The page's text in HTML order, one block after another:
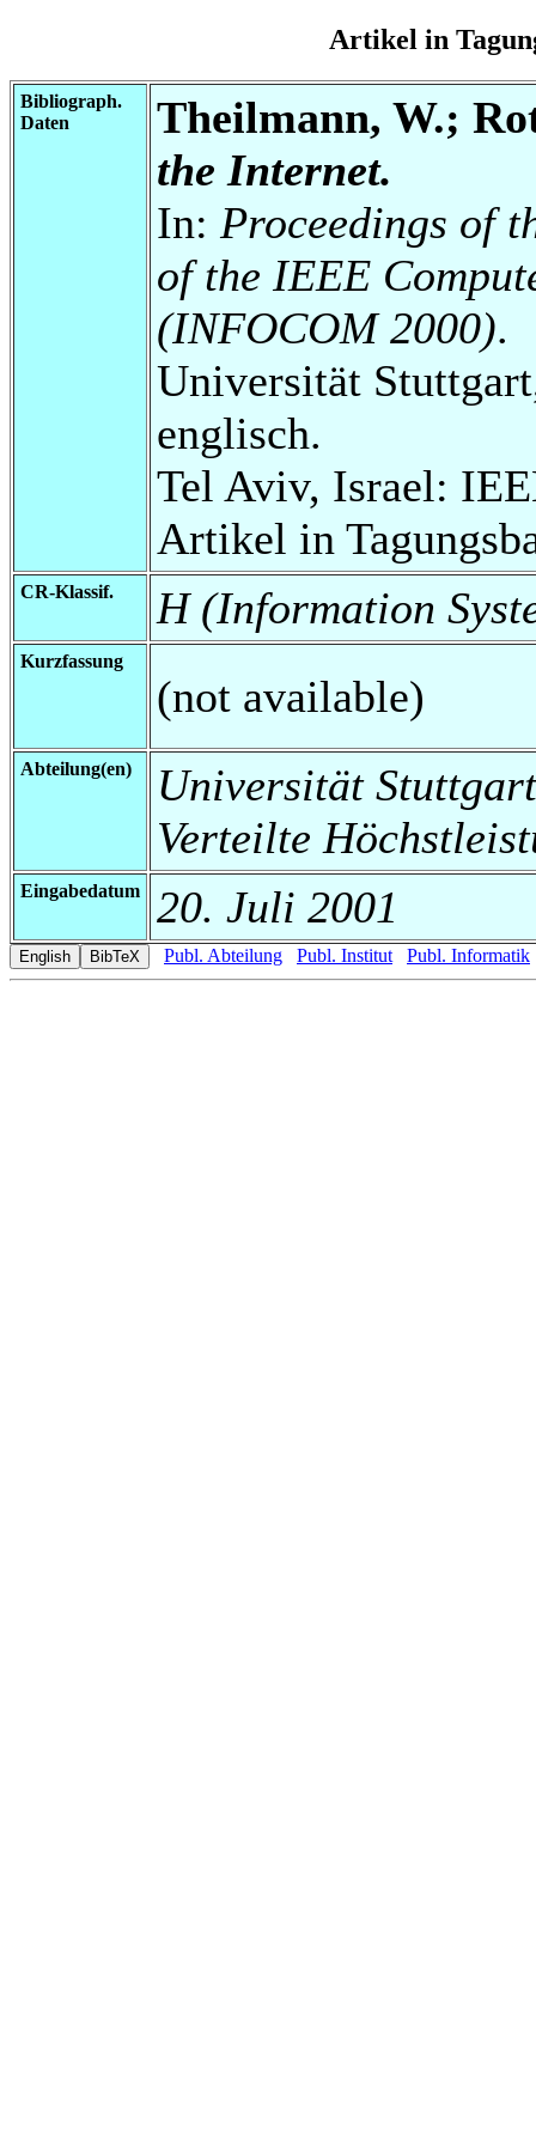
Artikel in
Bibliograph.
Daten
Theilmann, W.;
the Internet.
In: Proceedings of
of the IEEE
(INFOCOM 2000).
Universität
englisch.
Tel Aviv, Israel:
Artikel in
CR-Klassif. H (Information
Kurzfassung
(not available)
Abteilung(en)
Universität
Verteilte
Eingabedatum 20. Juli 2001
Publ. Abteilung Publ. Institut Publ. Informatik